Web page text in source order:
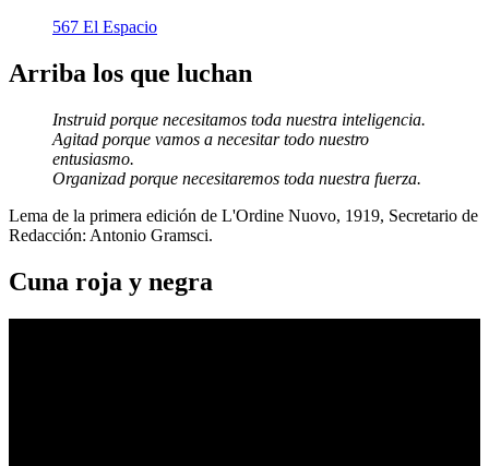
567 El Espacio
Arriba los que luchan
Instruid porque necesitamos toda nuestra inteligencia.
Agitad porque vamos a necesitar todo nuestro
entusiasmo.
Organizad porque necesitaremos toda nuestra fuerza.
Lema de la primera edición de L'Ordine Nuovo, 1919, Secretario de
Redacción: Antonio Gramsci.
Cuna roja y negra